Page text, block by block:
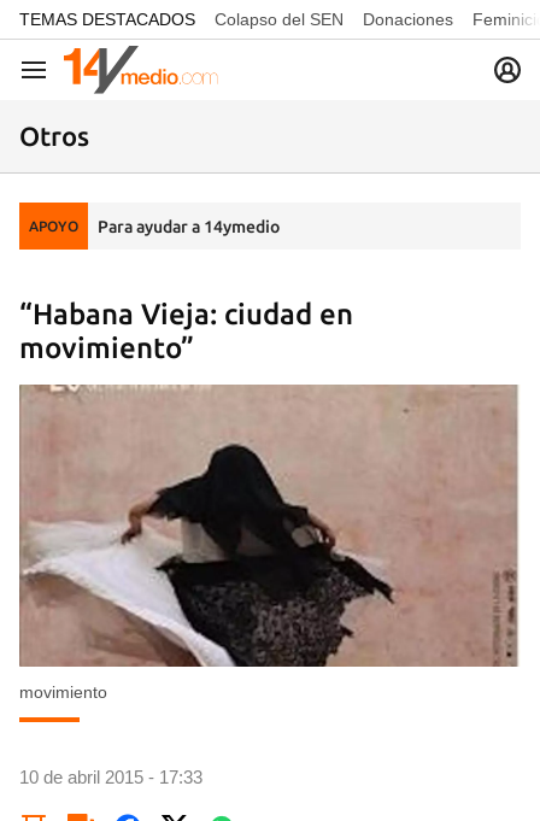
common.go-to-content
TEMAS DESTACADOS Colapso del SEN Donaciones
Navegación
Otros
APOYO Para ayudar a 14ymedio
“Habana Vieja: ciudad en
movimiento”
movimiento
10 de abril 2015 - 17:33